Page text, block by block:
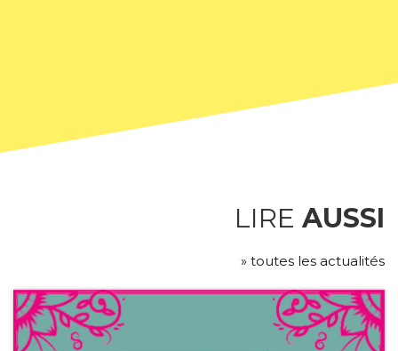
LIRE AUSSI
» toutes les actualités